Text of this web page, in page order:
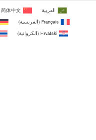
العربية 简体中文
Français
(الفرنسية)
Hrvatski
(الكرواتية)